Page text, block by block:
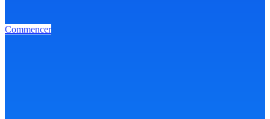
Commencer